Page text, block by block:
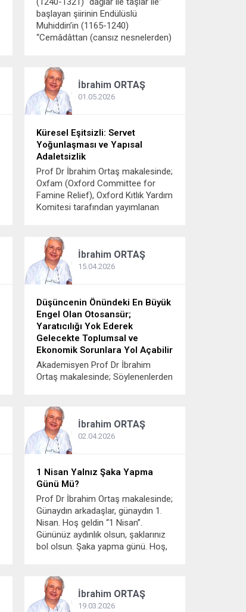
başlayan şiirinin Endülüslü
Muhiddin’in (1165-1240)
“Cemâdâttan (cansız nesnelerden)
gayret etmeye çalışılacaktır.
Çünkü hem Yunus hem de
Muhiddin vahdet-i...
İbrahim ORTAŞ
01.05.2026
Küresel Eşitsizli: Servet
Yoğunlaşması ve Yapısal
Adaletsizlik
Prof Dr İbrahim Ortaş makalesinde;
Oxfam (Oxford Committee for
Famine Relief), Oxford Kıtlık Yardım
Komitesi tarafından yayımlanan
ekonomisinde gelir ve servet
dağılımının giderek daha dar bir
kesim lehine yoğunlaştığını ve bu
eğilimin yapısal...
İbrahim ORTAŞ
15.04.2026
Düşüncenin Önündeki En Büyük
Engel Olan Otosansür;
Yaratıcılığı Yok Ederek
Gelecekte Toplumsal ve
Ekonomik Sorunlara Yol Açabilir
Akademisyen Prof Dr İbrahim
Ortaş makalesinde; Söylenenlerden
düşünceyi özgürce dile getirmek,
sadece anayasal bir hak değil; bir
insan için hava, su ve gıda kadar
temel bir ihtiyaçtır. Ancak
İbrahim ORTAŞ
02.04.2026
1 Nisan Yalnız Şaka Yapma
Günü Mü?
Prof Dr İbrahim Ortaş makalesinde;
Günaydın arkadaşlar, günaydın 1.
Nisan. Hoş geldin “1 Nisan”.
Gününüz aydınlık olsun, şaklarınız
bol olsun. Şaka yapma günü. Hoş,
umutlandırma. Baharın diriltici
nefesinin hissedildiği 1 Nisan...
İbrahim ORTAŞ
19.03.2026